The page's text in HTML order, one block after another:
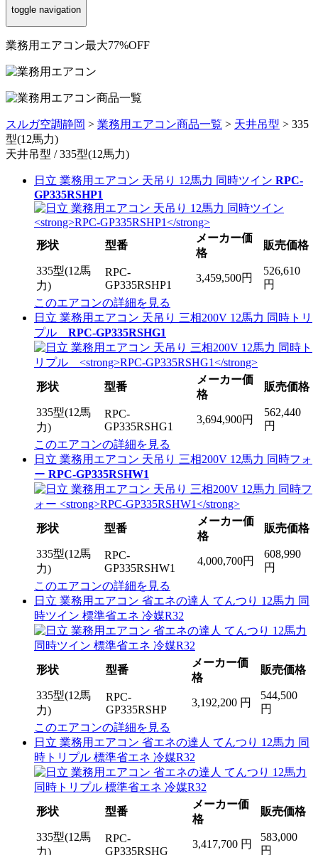
toggle navigation
業務用エアコン最大77%OFF
スルガ空調静岡 > 業務用エアコン商品一覧 > 天井吊型 > 335
型(12馬力)
天井吊型 / 335型(12馬力)
日立 業務用エアコン 天吊り 12馬力 同時ツイン RPC-
GP335RSHP1
形状 型番
メーカー価
格
販売価格
335型(12馬
力)
RPC-
GP335RSHP1
3,459,500円
526,610
円
このエアコンの詳細を見る
日立 業務用エアコン 天吊り 三相200V 12馬力 同時トリ
プル RPC-GP335RSHG1
形状 型番
メーカー価
格
販売価格
335型(12馬
力)
RPC-
GP335RSHG1
3,694,900円
562,440
円
このエアコンの詳細を見る
日立 業務用エアコン 天吊り 三相200V 12馬力 同時フォ
ー RPC-GP335RSHW1
形状 型番
メーカー価
格
販売価格
335型(12馬
力)
RPC-
GP335RSHW1
4,000,700円
608,990
円
このエアコンの詳細を見る
日立 業務用エアコン 省エネの達人 てんつり 12馬力 同
時ツイン 標準省エネ 冷媒R32
形状 型番
メーカー価
格
販売価格
335型(12馬
力)
RPC-
GP335RSHP
3,192,200 円
544,500
円
このエアコンの詳細を見る
日立 業務用エアコン 省エネの達人 てんつり 12馬力 同
時トリプル 標準省エネ 冷媒R32
形状 型番
メーカー価
格
販売価格
335型(12馬
力)
RPC-
GP335RSHG
3,417,700 円
583,000
円